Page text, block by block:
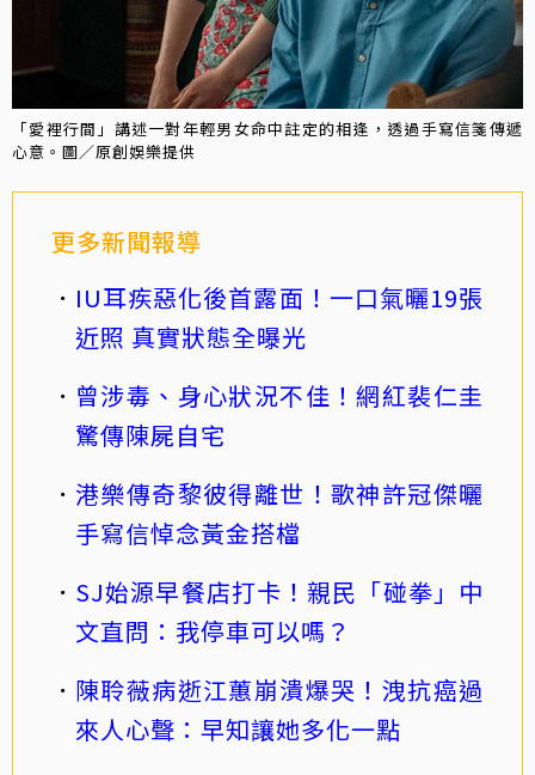
「愛裡行間」講述一對年輕男女命中註定的相逢，透過手寫信箋傳遞
心意。圖／原創娛樂提供
更多新聞報導
IU耳疾惡化後首露面！一口氣曬19張
近照 真實狀態全曝光
曾涉毒、身心狀況不佳！網紅裴仁圭
驚傳陳屍自宅
港樂傳奇黎彼得離世！歌神許冠傑曬
手寫信悼念黃金搭檔
SJ始源早餐店打卡！親民「碰拳」中
文直問：我停車可以嗎？
陳聆薇病逝江蕙崩潰爆哭！洩抗癌過
來人心聲：早知讓她多化一點